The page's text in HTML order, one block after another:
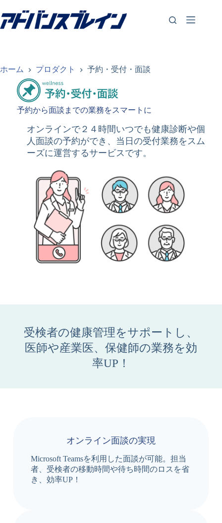
ン
テ
ス
ホーム プロダクト 予約・受付・面談
予約から面談までの業務をスマートに
オンラインで２４時間いつでも健康診断や個
人面談の予約ができ、当日の受付業務をスム
ーズに運営するサービスです。
受検者の健康管理をサポートし、
医師や産業医、保健師の業務を効
率UP！
オンライン面談の実現
Microsoft Teamsを利用した面談が可能。担当
者、受検者の移動時間や待ち時間のロスを省
き、効率UP！